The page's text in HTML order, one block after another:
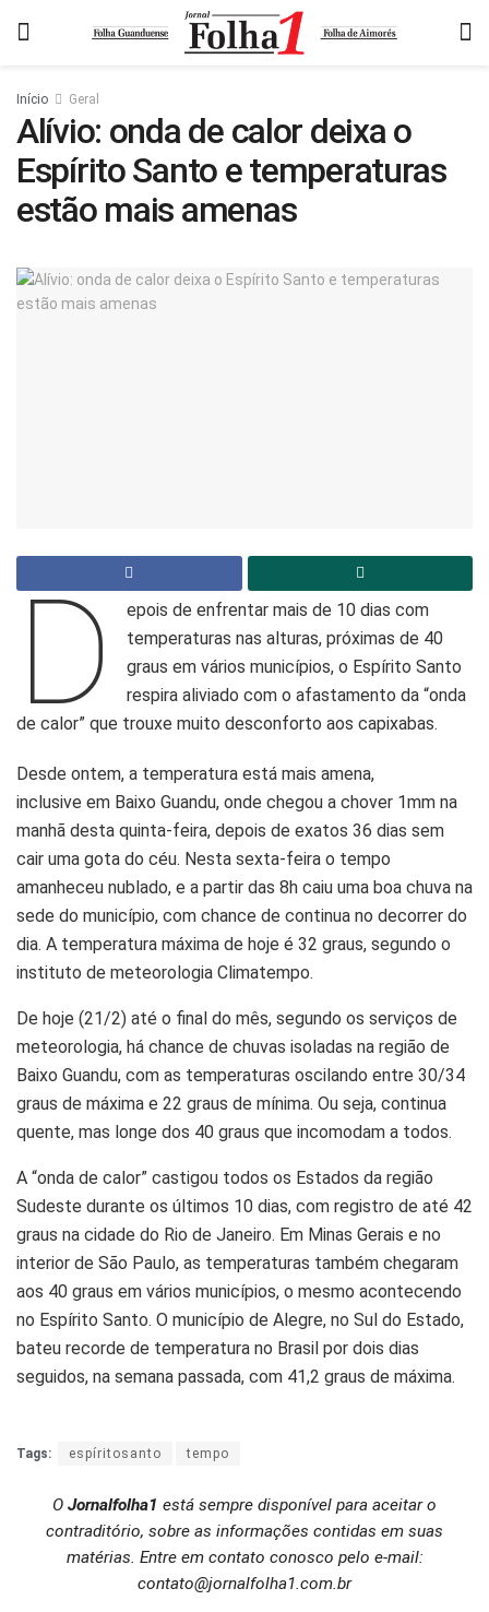
Início Geral
Alívio: onda de calor deixa o
Espírito Santo e temperaturas
estão mais amenas
D
epois de enfrentar mais de 10 dias com
temperaturas nas alturas, próximas de 40
graus em vários municípios, o Espírito Santo
respira aliviado com o afastamento da “onda
de calor” que trouxe muito desconforto aos capixabas.
Desde ontem, a temperatura está mais amena,
inclusive em Baixo Guandu, onde chegou a chover 1mm na
manhã desta quinta-feira, depois de exatos 36 dias sem
cair uma gota do céu. Nesta sexta-feira o tempo
amanheceu nublado, e a partir das 8h caiu uma boa chuva na
sede do município, com chance de continua no decorrer do
dia. A temperatura máxima de hoje é 32 graus, segundo o
instituto de meteorologia Climatempo.
De hoje (21/2) até o final do mês, segundo os serviços de
meteorologia, há chance de chuvas isoladas na região de
Baixo Guandu, com as temperaturas oscilando entre 30/34
graus de máxima e 22 graus de mínima. Ou seja, continua
quente, mas longe dos 40 graus que incomodam a todos.
A “onda de calor” castigou todos os Estados da região
Sudeste durante os últimos 10 dias, com registro de até 42
graus na cidade do Rio de Janeiro. Em Minas Gerais e no
interior de São Paulo, as temperaturas também chegaram
aos 40 graus em vários municípios, o mesmo acontecendo
no Espírito Santo. O município de Alegre, no Sul do Estado,
bateu recorde de temperatura no Brasil por dois dias
seguidos, na semana passada, com 41,2 graus de máxima.
Tags: espíritosanto tempo
O Jornalfolha1 está sempre disponível para aceitar o
contraditório, sobre as informações contidas em suas
matérias. Entre em contato conosco pelo e-mail:
contato@jornalfolha1.com.br